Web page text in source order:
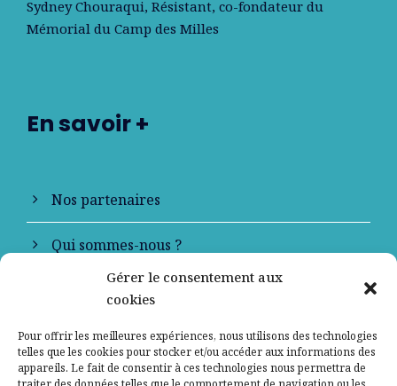
Gérer le consentement aux
cookies
Pour offrir les meilleures expériences, nous utilisons des technologies
telles que les cookies pour stocker et/ou accéder aux informations des
appareils. Le fait de consentir à ces technologies nous permettra de
Sydney Chouraqui, Résistant, co-fondateur du
Mémorial du Camp des Milles
En savoir +
Nos partenaires
Qui sommes-nous ?
Contactez-nous
Mentions légales
Politique de confidentialité